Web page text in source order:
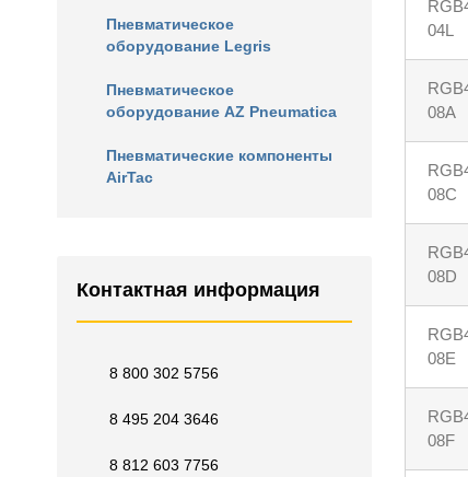
Пневматическое
оборудование Legris
Пневматическое
оборудование AZ Pneumatica
Пневматические компоненты
AirTac
Контактная информация
8 800 302 5756
8 495 204 3646
8 812 603 7756
04L
08A
08C
08D
08E
08F